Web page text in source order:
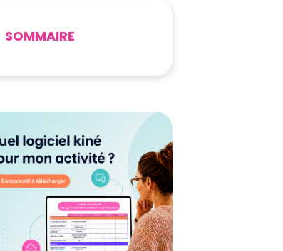
SOMMAIRE